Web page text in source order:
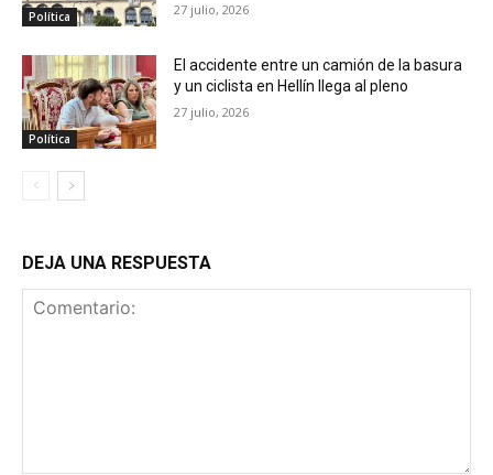
Política 27 julio, 2026
Política
El accidente entre un camión de la basura
y un ciclista en Hellín llega al pleno
27 julio, 2026
DEJA UNA RESPUESTA